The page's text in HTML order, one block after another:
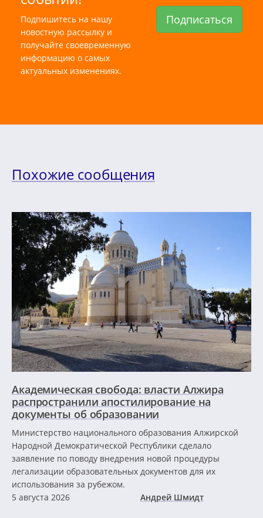
Подпишитесь на нашу
новостную рассылку и
получайте своевременную
информацию о самых
актуальных изменениях.
Подписаться
Похожие сообщения
Академическая свобода: власти Алжира
распространили апостилирование на
документы об образовании
Министерство национального образования Алжирской
Народной Демократической Республики сделало
заявление по поводу внедрения новой процедуры
легализации образовательных документов для их
использования за рубежом.
5 августа 2026
Андрей Шмидт